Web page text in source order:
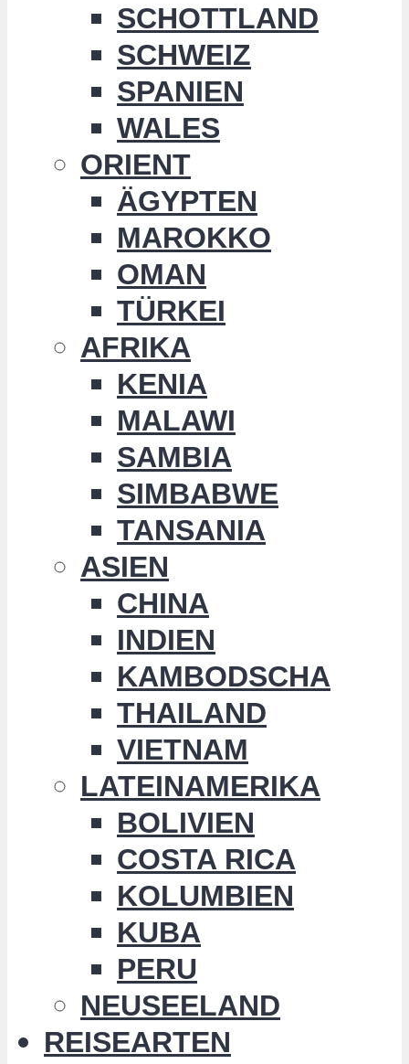
SCHOTTLAND
SCHWEIZ
SPANIEN
WALES
ORIENT
ÄGYPTEN
MAROKKO
OMAN
TÜRKEI
AFRIKA
KENIA
MALAWI
SAMBIA
SIMBABWE
TANSANIA
ASIEN
CHINA
INDIEN
KAMBODSCHA
THAILAND
VIETNAM
LATEINAMERIKA
BOLIVIEN
COSTA RICA
KOLUMBIEN
KUBA
PERU
NEUSEELAND
REISEARTEN